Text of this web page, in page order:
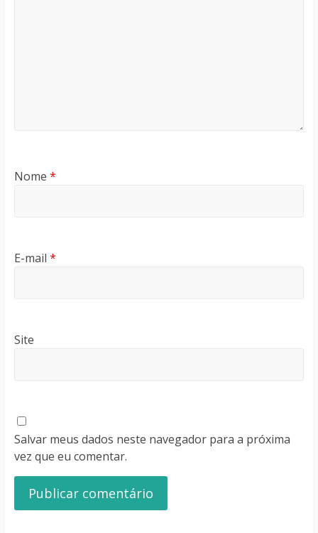
Nome *
E-mail *
Site
Salvar meus dados neste navegador para a próxima
vez que eu comentar.